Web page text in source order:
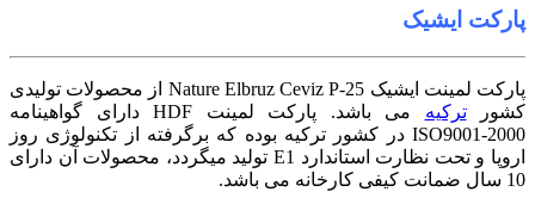
ایشیک
پارکت لمینت ایشیک Nature Elbruz Ceviz P-25 از محصولات تولیدی
ترکیه
می باشد. پارکت لمینت HDF دارای گواهینامه
ISO9001-2000 در کشور ترکیه بوده که برگرفته از تکنولوژی روز
اروپا و تحت نظارت استاندارد E1 تولید میگردد، محصولات آن دارای
کیفی کارخانه می باشد.